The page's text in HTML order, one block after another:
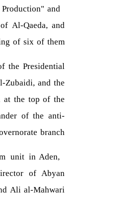
and
Al-Qaeda, and
of six of them.
the Presidential
Zubaidi, and the
at the top of the
of the anti-
branch.
unit in Aden,
of Abyan
Ali al-Mahwari.